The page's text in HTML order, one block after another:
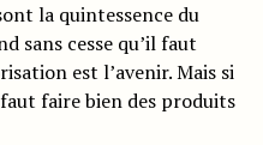
la quintessence du
sans cesse qu’il faut
est l’avenir. Mais si
faire bien des produits